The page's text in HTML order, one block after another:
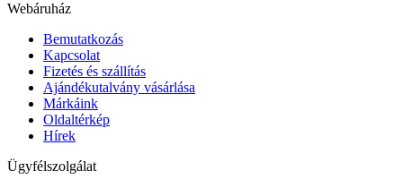
Webáruház
Bemutatkozás
Kapcsolat
Fizetés és szállítás
Ajándékutalvány vásárlása
Márkáink
Oldaltérkép
Hírek
Ügyfélszolgálat